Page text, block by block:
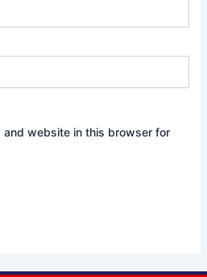
and website in this browser for